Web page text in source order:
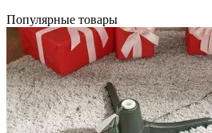
Популярные товары